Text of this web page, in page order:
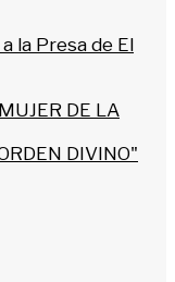
la Presa de El
DE LA
DIVINO"